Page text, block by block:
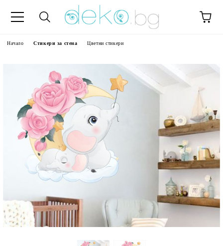
Начало Стикери за стена Цветни стикери